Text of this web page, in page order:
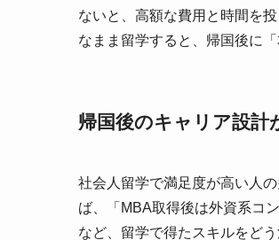
ないと、高額な費用と時間を
なまま留学すると、帰国後に
帰国後のキャリア設計
社会人留学で満足度が高い人
ば、「MBA取得後は外資系コ
など、留学で得たスキルをど